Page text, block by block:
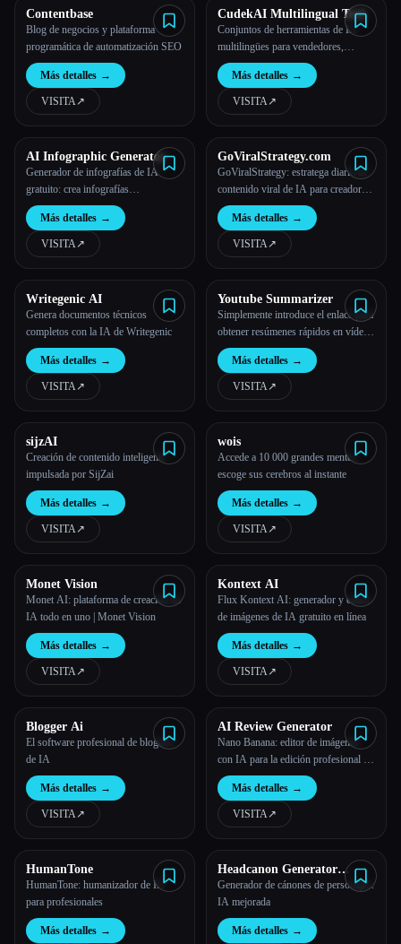
Contentbase
Blog de negocios y plataforma
programática de automatización SEO
Más detalles →
VISITA↗︎
CudekAI Multilingual Tool
Conjuntos de herramientas de IA
multilingües para vendedores,
agencias y empresas
Más detalles →
VISITA↗︎
AI Infographic Generator
Generador de infografías de IA
gratuito: crea infografías
profesionales con la IA
Más detalles →
VISITA↗︎
GoViralStrategy.com
GoViralStrategy: estratega diario de
contenido viral de IA para creadores
de vídeos cortos
Más detalles →
VISITA↗︎
Writegenic AI
Genera documentos técnicos
completos con la IA de Writegenic
Más detalles →
VISITA↗︎
Youtube Summarizer
Simplemente introduce el enlace para
obtener resúmenes rápidos en vídeo.
Tanto si eres un espectador como un
creador de contenido, ofrecemos
diversas opciones para satisfacer tus
necesidades.
Más detalles →
VISITA↗︎
sijzAI
Creación de contenido inteligente
impulsada por SijZai
Más detalles →
VISITA↗︎
wois
Accede a 10 000 grandes mentes,
escoge sus cerebros al instante
Más detalles →
VISITA↗︎
Monet Vision
Monet AI: plataforma de creación de
IA todo en uno | Monet Vision
Más detalles →
VISITA↗︎
Kontext AI
Flux Kontext AI: generador y editor
de imágenes de IA gratuito en línea
Más detalles →
VISITA↗︎
Blogger Ai
El software profesional de blogueo
de IA
Más detalles →
VISITA↗︎
AI Review Generator
Nano Banana: editor de imágenes
con IA para la edición profesional de
fotografías
Más detalles →
VISITA↗︎
HumanTone
HumanTone: humanizador de IA
para profesionales
Más detalles →
Headcanon Generator
Improved
Generador de cánones de personajes:
IA mejorada
Más detalles →